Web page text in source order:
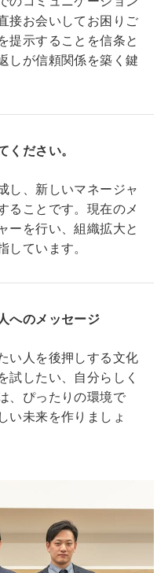
接お会いしてお困りご
提示することを信条と
しが信頼関係を築く鍵
ください。
し、新しいマネージャ
ることです。現在のメ
ーを行い、組織拡大と
ています。
へのメッセージ
い人を後押しする文化
試したい、自分らしく
、ぴったりの環境で
い未来を作りましょ